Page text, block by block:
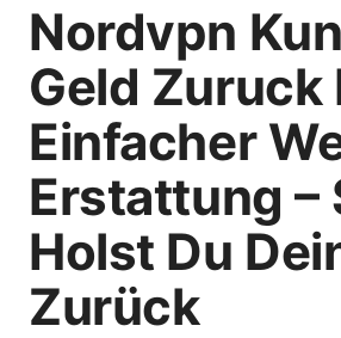
Nordvpn
Geld Zuruck
Einfacher
Erstattung –
Holst Du
Zurück